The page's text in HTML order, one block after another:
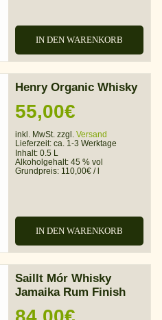
IN DEN WARENKORB
Henry Organic Whisky
55,00€
inkl. MwSt. zzgl. Versand
Lieferzeit: ca. 1-3 Werktage
Inhalt: 0.5 L
Alkoholgehalt: 45 % vol
Grundpreis: 110,00€ /
IN DEN WARENKORB
Saillt Mór Whisky
Jamaika Rum Finish